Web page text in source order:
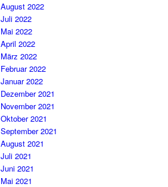
August 2022
Juli 2022
Mai 2022
April 2022
März 2022
Februar 2022
Januar 2022
Dezember 2021
November 2021
Oktober 2021
September 2021
August 2021
Juli 2021
Juni 2021
Mai 2021